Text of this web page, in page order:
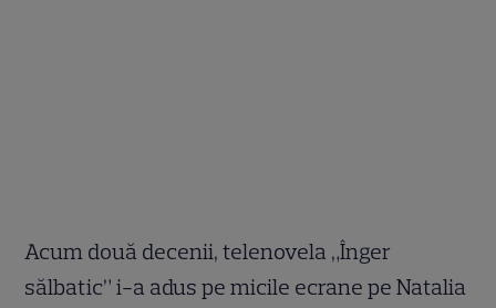
Acum două decenii, telenovela „Înger
sălbatic” i-a adus pe micile ecrane pe Natalia